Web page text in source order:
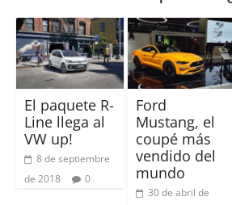
El paquete R-
Line llega al
VW up!
8 de septiembre
de 2018
0
Ford
Mustang, el
coupé más
vendido del
mundo
30 de abril de